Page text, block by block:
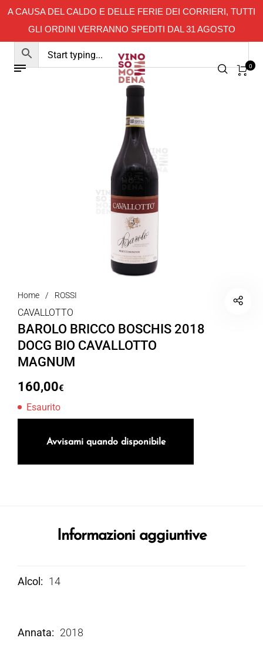
A CAUSA DEL CALDO E DELLE FERIE DEI CORRIERI, TUTTI
GLI ORDINI VERRANNO SPEDITI DAL 31 AGOSTO
0
Home / ROSSI
CAVALLOTTO
BAROLO BRICCO BOSCHIS 2018
DOCG BIO CAVALLOTTO
MAGNUM
160,00€
Esaurito
Avvisami quando disponibile
Informazioni aggiuntive
Alcol 14
Annata 2018